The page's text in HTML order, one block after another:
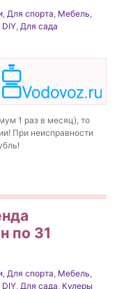
, Для спорта, Мебель,
DIY, Для сада
1 раз в месяц), то
При неисправности
по 31
, Для спорта, Мебель,
DIY, Для сада, Кулеры